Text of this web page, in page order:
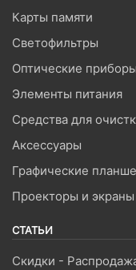
Карты памяти
Светофильтры
Оптические приборы
Элементы питания
Средства для
Аксессуары
Графические
Проекторы и экраны
СТАТЬИ
Скидки -